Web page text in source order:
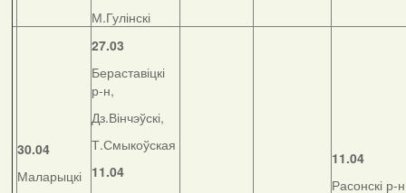
М.Гулінскі
30.04
Маларыцкі
27.03
Бераставіцкі
р-н,
Дз.Вінчэўскі,
Т.Смыкоўская
11.04
11.04
Расонскі р-